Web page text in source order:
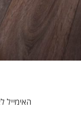
האימייל